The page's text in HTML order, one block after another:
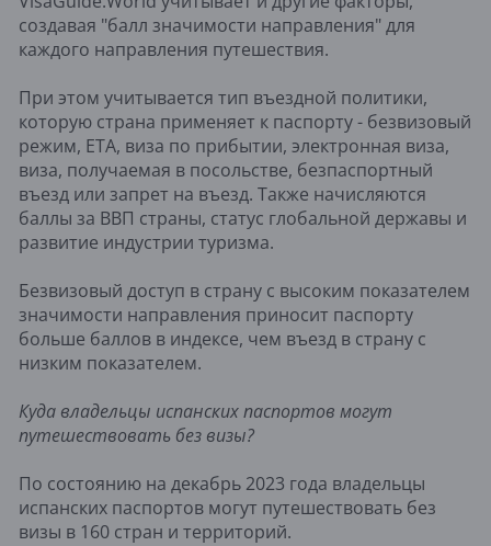
создавая "балл значимости направления" для
каждого направления путешествия.
При этом учитывается тип въездной политики,
которую страна применяет к паспорту - безвизовый
режим, ETA, виза по прибытии, электронная виза,
виза, получаемая в посольстве, безпаспортный
въезд или запрет на въезд. Также начисляются
баллы за ВВП страны, статус глобальной державы и
развитие индустрии туризма.
Безвизовый доступ в страну с высоким показателем
значимости направления приносит паспорту
больше баллов в индексе, чем въезд в страну с
низким показателем.
Куда владельцы испанских паспортов могут
путешествовать без визы?
По состоянию на декабрь 2023 года владельцы
испанских паспортов могут путешествовать без
визы в 160 стран и территорий.